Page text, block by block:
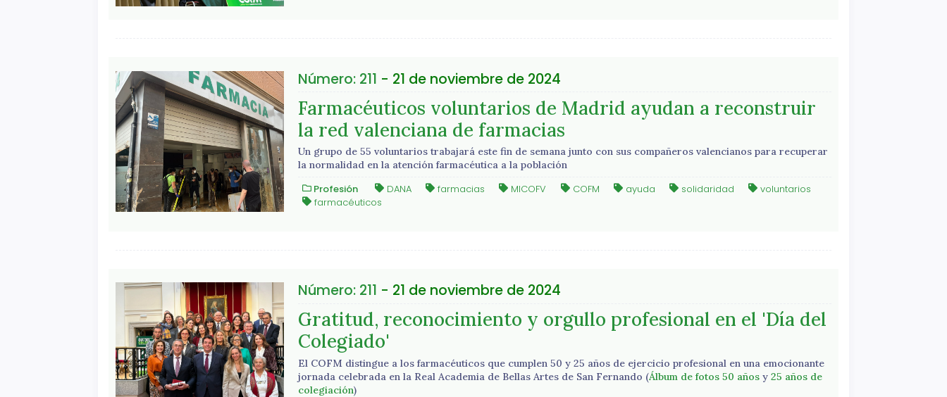
Número: 211 - 21 de noviembre de 2024
Farmacéuticos voluntarios de Madrid ayudan a reconstruir
la red valenciana de farmacias
Un grupo de 55 voluntarios trabajará este fin de semana junto con sus compañeros valencianos para recuperar
la normalidad en la atención farmacéutica a la población
Profesión DANA farmacias MICOFV COFM ayuda solidaridad
voluntarios
farmacéuticos
Número: 211 - 21 de noviembre de 2024
Gratitud, reconocimiento y orgullo profesional en el 'Día del
Colegiado'
El COFM distingue a los farmacéuticos que cumplen 50 y 25 años de ejercicio profesional en una emocionante
jornada celebrada en la Real Academia de Bellas Artes de San Fernando (Álbum de fotos 50 añosy 25 años de
colegiación)